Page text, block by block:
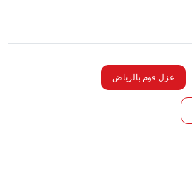
عزل فوم بالرياض